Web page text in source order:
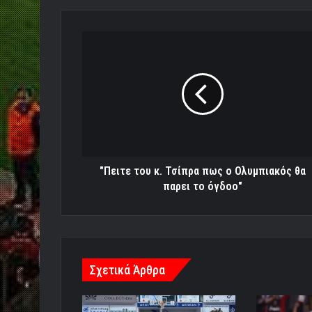
"Πειτε του κ. Τσίπρα πως ο Ολυμπιακός θα
παρει το όγδοο"
Σχετικά Άρθρα